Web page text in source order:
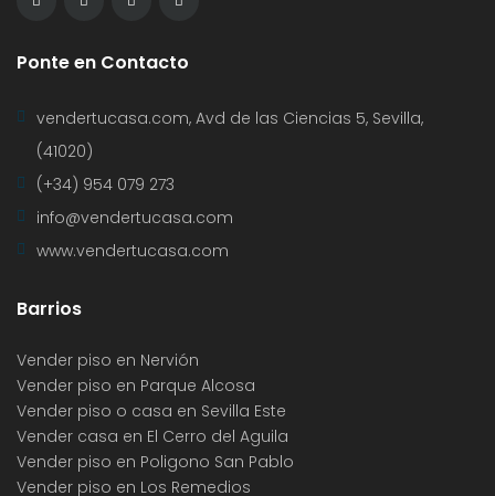
Ponte en Contacto
vendertucasa.com, Avd de las Ciencias 5, Sevilla,
(41020)
(+34) 954 079 273
info@vendertucasa.com
www.vendertucasa.com
Barrios
Vender piso en Nervión
Vender piso en Parque Alcosa
Vender piso o casa en Sevilla Este
Vender casa en El Cerro del Aguila
Vender piso en Poligono San Pablo
Vender piso en Los Remedios